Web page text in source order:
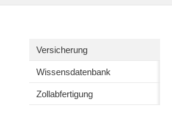
Versicherung
Wissensdatenbank
Zollabfertigung